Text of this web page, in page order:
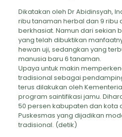
Dikatakan oleh Dr Abidinsyah,
ribu tanaman herbal dan 9 ribu
berkhasiat. Namun dari sekian
yang telah dibuktikan
hewan uji, sedangkan yang
manusia baru 6 tanaman.
Upaya untuk makin
tradisional sebagai
terus dilakukan oleh
program saintifikasi jamu.
50 persen kabupaten dan kota
Puskesmas yang dijadikan
tradisional. (detik)